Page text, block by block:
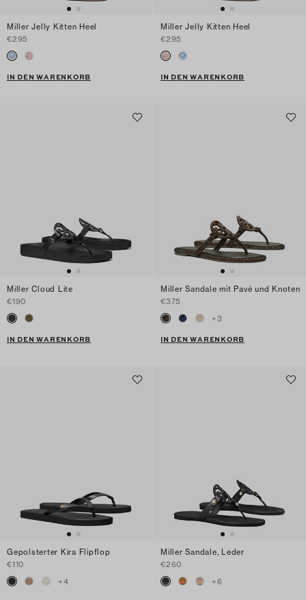
Miller Jelly Kitten Heel
€295
IN DEN WARENKORB
Miller Jelly Kitten Heel
€295
IN DEN WARENKORB
Miller Cloud Lite
€190
IN DEN WARENKORB
Miller Sandale mit Pavé und Knoten
€375
+3
IN DEN WARENKORB
Gepolsterter Kira Flipflop
€110
+4
Miller Sandale, Leder
€260
+6